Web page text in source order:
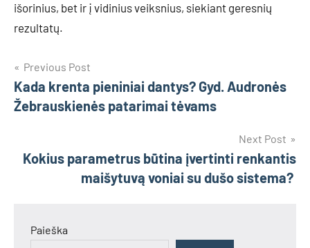
išorinius, bet ir į vidinius veiksnius, siekiant geresnių
rezultatų.
Navigacija
tarp
Previous Post
Kada krenta pieniniai dantys? Gyd. Audronės
Žebrauskienės patarimai tėvams
Next Post
Kokius parametrus būtina įvertinti renkantis
maišytuvą voniai su dušo sistema?
Paieška